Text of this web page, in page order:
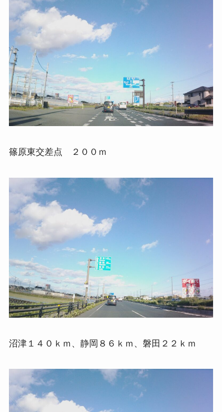
篠原東交差点 ２００ｍ
沼津１４０ｋｍ、静岡８６ｋｍ、磐田２２ｋｍ